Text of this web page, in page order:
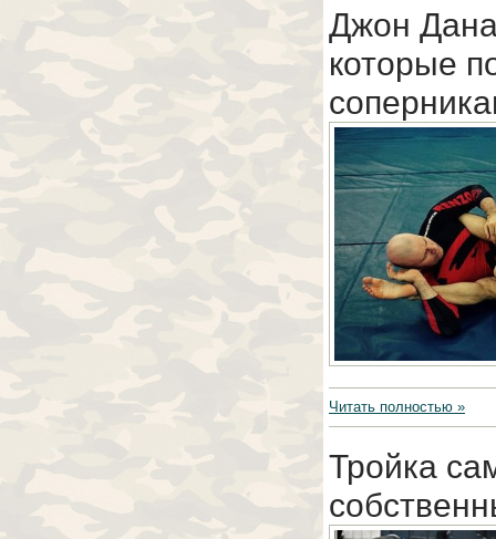
Джон
которые
Читать полностью »
Тройка